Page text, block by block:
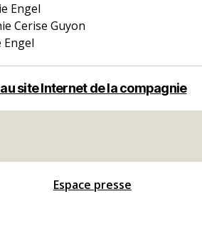
Engel
Cerise Guyon
Engel
site Internet de la compagnie
Espace presse